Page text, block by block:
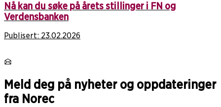
Nå kan du søke på årets stillinger i FN og
Verdensbanken
Publisert: 23.02.2026
Meld deg på nyheter og oppdateringer
fra Norec